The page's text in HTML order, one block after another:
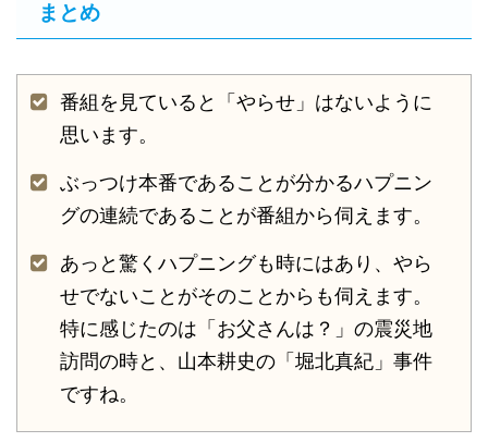
まとめ
番組を見ていると「やらせ」はないように
思います。
ぶっつけ本番であることが分かるハプニン
グの連続であることが番組から伺えます。
あっと驚くハプニングも時にはあり、やら
せでないことがそのことからも伺えます。
特に感じたのは「お父さんは？」の震災地
訪問の時と、山本耕史の「堀北真紀」事件
ですね。